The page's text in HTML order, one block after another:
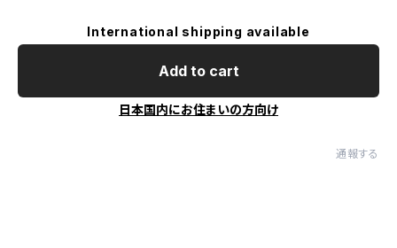
International shipping available
Add to cart
日本国内にお住まいの方向け
通報する